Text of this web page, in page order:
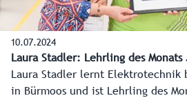
10.07.2024
Laura Stadler: Lehrling des Monats
Laura Stadler lernt Elektrotechnik
in Bürmoos und ist Lehrling des